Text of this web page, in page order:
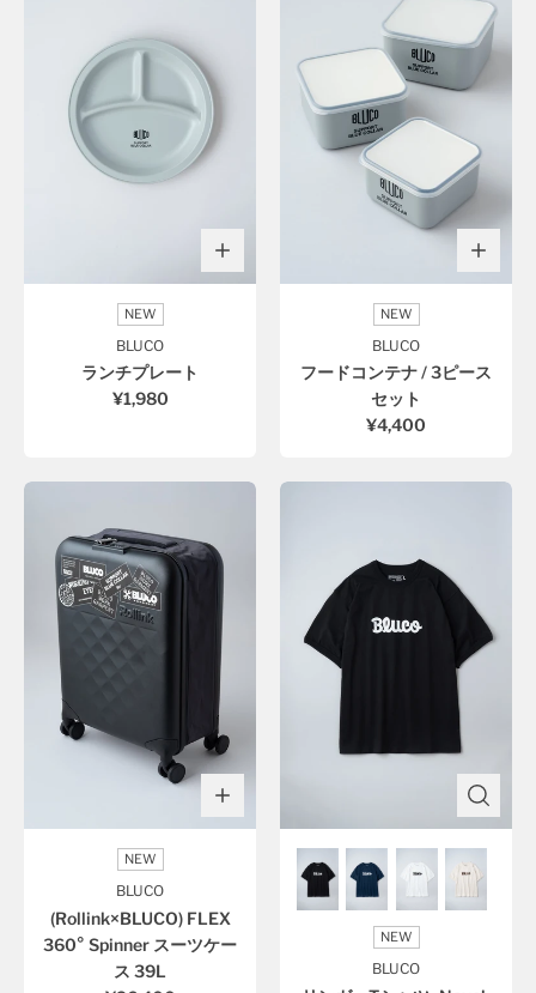
NEW
BLUCO
ランチプレート
¥1,980
NEW
BLUCO
フードコンテナ / 3ピース
セット
¥4,400
NEW
BLUCO
(Rollink×BLUCO) FLEX
360° Spinner スーツケー
ス 39L
NEW
BLUCO